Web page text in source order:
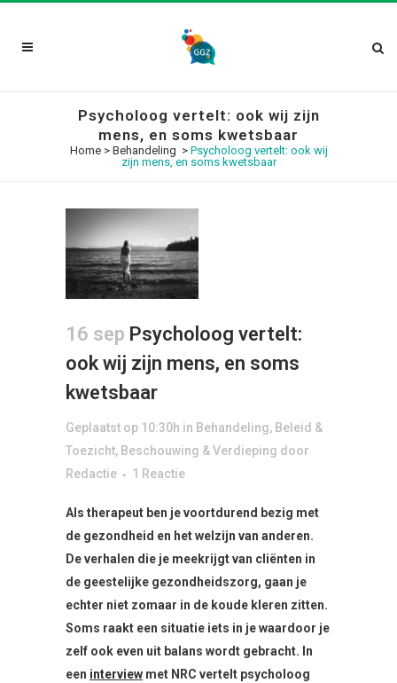
Psycholoog vertelt: ook wij zijn
mens, en soms kwetsbaar
Home> Behandeling > Psycholoog vertelt: ook wij
zijn mens, en soms kwetsbaar
16 sep Psycholoog vertelt:
ook wij zijn mens, en soms
kwetsbaar
Geplaatst op 10:30h in Behandeling, Beleid &
Toezicht, Beschouwing & Verdieping door
Redactie
1 Reactie
Als therapeut ben je voortdurend bezig met
de gezondheid en het welzijn van anderen.
De verhalen die je meekrijgt van cliënten in
de geestelijke gezondheidszorg, gaan je
echter niet zomaar in de koude kleren zitten.
Soms raakt een situatie iets in je waardoor je
zelf ook even uit balans wordt gebracht. In
een interview met NRC vertelt psycholoog